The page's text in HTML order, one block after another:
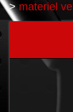
>materiel